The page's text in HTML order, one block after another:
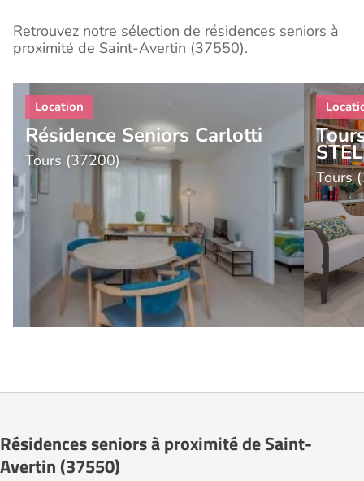
Retrouvez notre sélection de résidences seniors à
proximité de Saint-Avertin (37550).
Résidence Seniors Carlotti
Tours (37200)
Tours
Résidences seniors à proximité de Saint-
Avertin (37550)